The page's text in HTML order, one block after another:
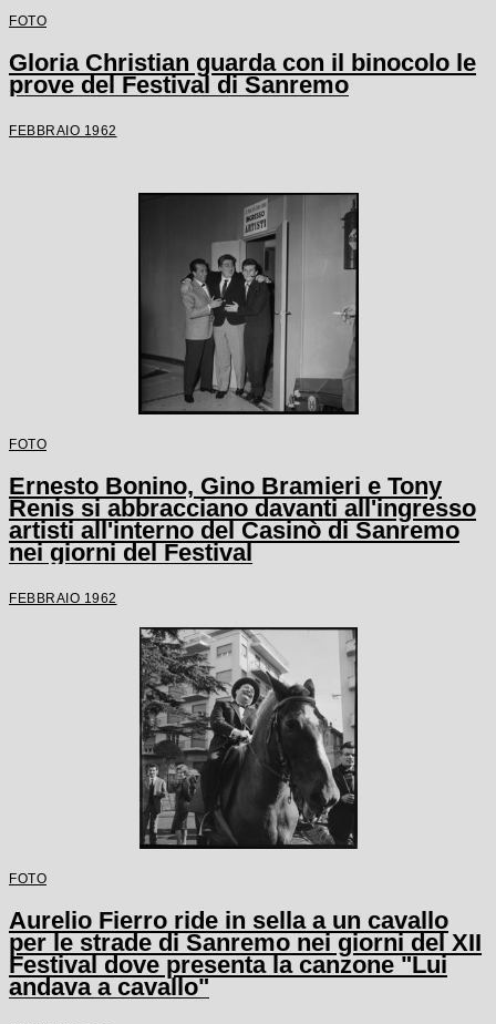
FOTO
Gloria Christian guarda con il binocolo le
prove del Festival di Sanremo
FEBBRAIO 1962
FOTO
Ernesto Bonino, Gino Bramieri e Tony
Renis si abbracciano davanti all'ingresso
artisti all'interno del Casinò di Sanremo
nei giorni del Festival
FEBBRAIO 1962
FOTO
Aurelio Fierro ride in sella a un cavallo
per le strade di Sanremo nei giorni del XII
Festival dove presenta la canzone "Lui
andava a cavallo"